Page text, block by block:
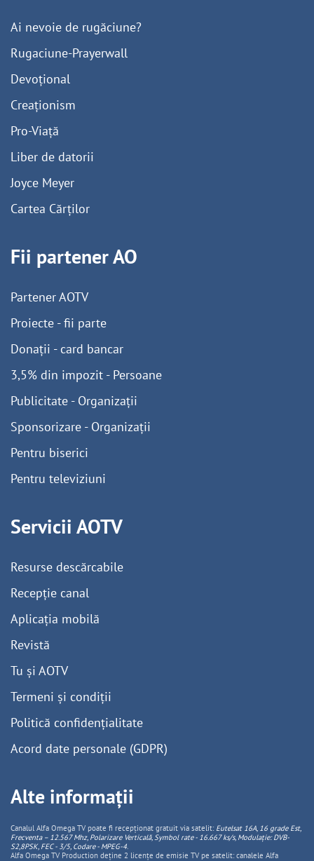
Ai nevoie de rugăciune?
Rugaciune-Prayerwall
Devoțional
Creaționism
Pro-Viață
Liber de datorii
Joyce Meyer
Cartea Cărților
Fii partener AO
Partener AOTV
Proiecte - fii parte
Donații - card bancar
3,5% din impozit - Persoane
Publicitate - Organizații
Sponsorizare - Organizații
Pentru biserici
Pentru televiziuni
Servicii AOTV
Resurse descărcabile
Recepție canal
Aplicația mobilă
Revistă
Tu și AOTV
Termeni și condiții
Politică confidențialitate
Acord date personale (GDPR)
Alte informații
Canalul Alfa Omega TV poate fi recepționat gratuit via satelit: Eutelsat 16A, 16 grade Est,
Frecventa – 12.567 Mhz, PolarizareVerticală, Symbol rate - 16.667 ks/s, Modulație: DVB-
S2,8PSK, FEC - 3/5, Codare - MPEG-4.
Alfa Omega TV Production deține 2 licențe de emisie TV pe satelit: canalele Alfa